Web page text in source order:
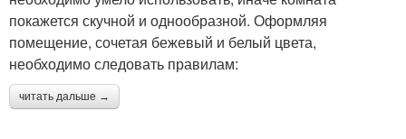
покажется скучной и однообразной. Оформляя
помещение, сочетая бежевый и белый цвета,
необходимо следовать правилам:
читать дальше →